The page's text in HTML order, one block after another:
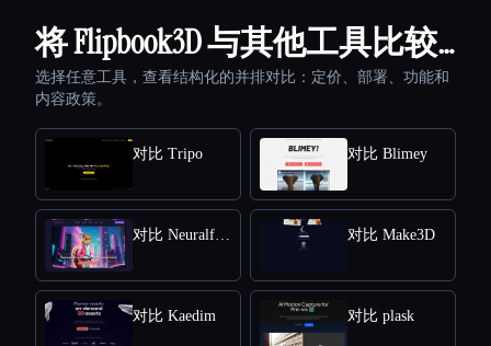
将 Flipbook3D 与其他工具比较…
选择任意工具，查看结构化的并排对比：定价、部署、功能和
内容政策。
对比 Tripo 对比 Blimey
对比 Neuralframes 对比 Make3D
对比 Kaedim 对比 plask